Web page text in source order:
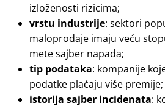
izloženosti rizicima;
vrstu industrije: sektori
maloprodaje imaju veću
mete sajber napada;
tip podataka: kompanije
podatke plaćaju više premije;
istorija sajber incidenata: